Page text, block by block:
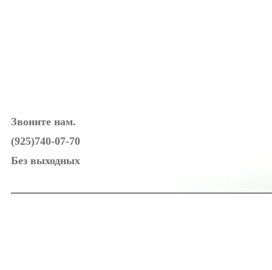
Звоните нам.
(925)740-07-70
Без выходных